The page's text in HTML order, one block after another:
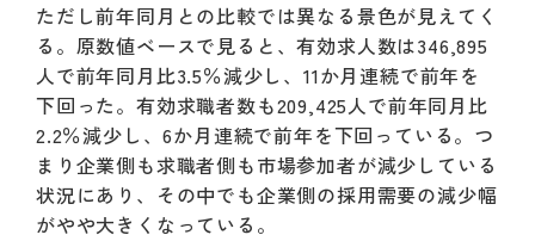
ただし前年同月との比較では異なる景色が見えてく
る。原数値ベースで見ると、有効求人数は346,895
人で前年同月比3.5％減少し、11か月連続で前年を
下回った。有効求職者数も209,425人で前年同月比
2.2％減少し、6か月連続で前年を下回っている。つ
まり企業側も求職者側も市場参加者が減少している
状況にあり、その中でも企業側の採用需要の減少幅
がやや大きくなっている。